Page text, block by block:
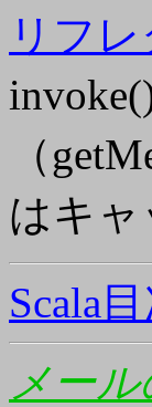
リフ
（
はキ
Scala
メー